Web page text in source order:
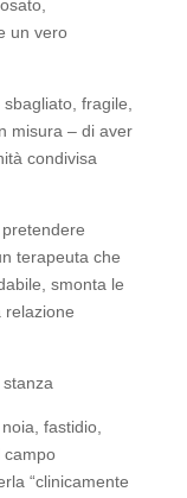
un vero
fragile,
misura – di aver
condivisa
terapeuta che
smonta le
relazione
fastidio,
campo
“clinicamente